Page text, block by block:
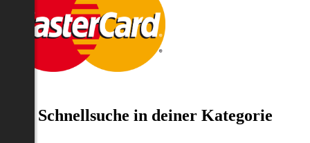
Schnellsuche in deiner Kategorie